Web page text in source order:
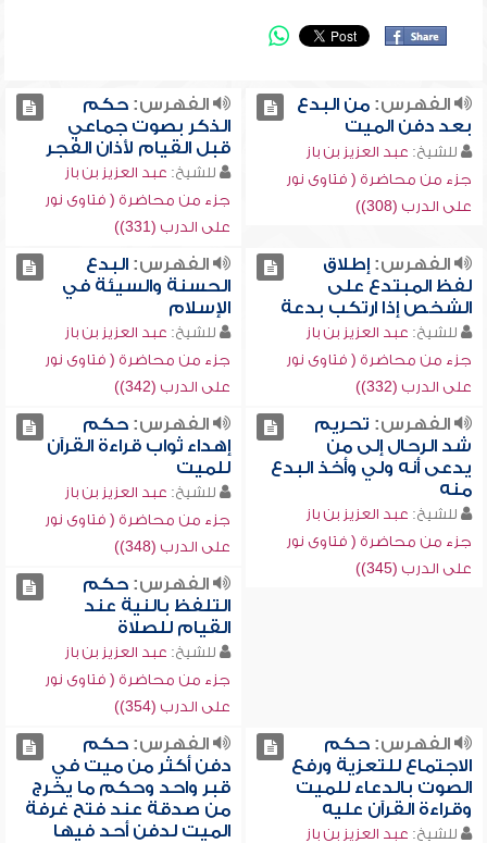
الفهرس:من البدع
بعد دفن الميت
للشيخ: عبد العزيز بن باز
جزء من محاضرة ( فتاوى نور
على الدرب (308))
الفهرس:حكم
الذكر بصوت جماعي
قبل القيام لأذان الفجر
للشيخ: عبد العزيز بن باز
جزء من محاضرة ( فتاوى نور
على الدرب (331))
الفهرس:إطلاق
لفظ المبتدع على
الشخص إذا ارتكب بدعة
للشيخ: عبد العزيز بن باز
جزء من محاضرة ( فتاوى نور
على الدرب (332))
الفهرس:البدع
الحسنة والسيئة في
الإسلام
للشيخ: عبد العزيز بن باز
جزء من محاضرة ( فتاوى نور
على الدرب (342))
الفهرس: تحريم
شد الرحال إلى من
يدعى أنه ولي وأخذ البدع
منه
للشيخ: عبد العزيز بن باز
جزء من محاضرة ( فتاوى نور
على الدرب (345))
الفهرس:حكم
إهداء ثواب قراءة القرآن
للميت
للشيخ: عبد العزيز بن باز
جزء من محاضرة ( فتاوى نور
على الدرب (348))
الفهرس:حكم
التلفظ بالنية عند
القيام للصلاة
للشيخ: عبد العزيز بن باز
جزء من محاضرة ( فتاوى نور
على الدرب (354))
الفهرس:حكم
الاجتماع للتعزية ورفع
الصوت بالدعاء للميت
وقراءة القرآن عليه
للشيخ: عبد العزيز بن باز
الفهرس:حكم
دفن أكثر من ميت في
قبر واحد وحكم ما يخرج
من صدقة عند فتح غرفة
الميت لدفن أحد فيها